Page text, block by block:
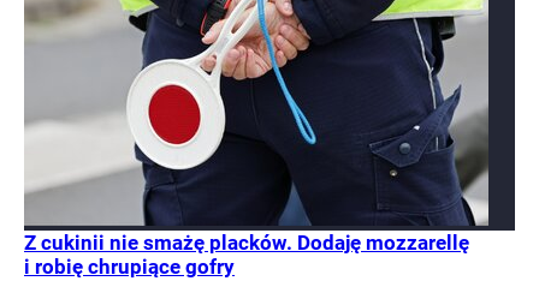
Z cukinii nie smażę placków. Dodaję mozzarellę
i robię chrupiące gofry